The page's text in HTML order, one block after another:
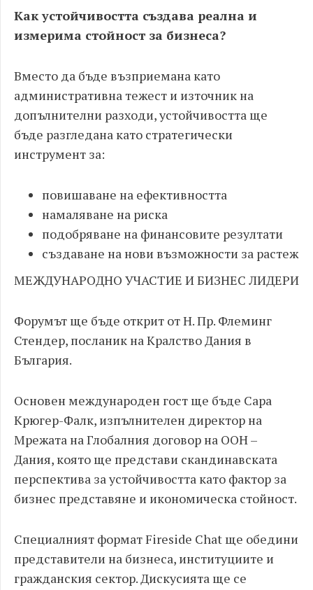
Как устойчивостта създава реална и
измерима стойност за бизнеса?
Вместо да бъде възприемана като
административна тежест и източник на
допълнителни разходи, устойчивостта ще
бъде разгледана като стратегически
инструмент за:
повишаване на ефективността
намаляване на риска
подобряване на финансовите резултати
създаване на нови възможности за растеж
МЕЖДУНАРОДНО УЧАСТИЕ И БИЗНЕС ЛИДЕРИ
Форумът ще бъде открит от Н. Пр. Флеминг
Стендер, посланик на Кралство Дания в
България.
Основен международен гост ще бъде Сара
Крюгер-Фалк, изпълнителен директор на
Мрежата на Глобалния договор на ООН –
Дания, която ще представи скандинавската
перспектива за устойчивостта като фактор за
бизнес представяне и икономическа стойност.
Специалният формат Fireside Chat ще обедини
представители на бизнеса, институциите и
гражданския сектор. Дискусията ще се